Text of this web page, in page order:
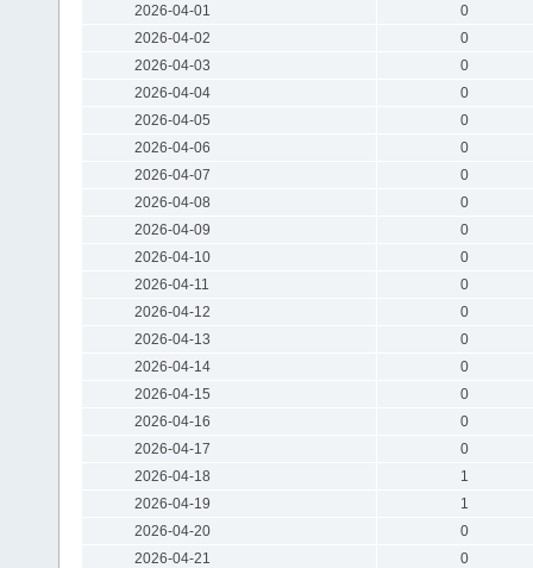
2026-04-01
0
2026-04-02
0
2026-04-03
0
2026-04-04
0
2026-04-05
0
2026-04-06
0
2026-04-07
0
2026-04-08
0
2026-04-09
0
2026-04-10
0
2026-04-11
0
2026-04-12
0
2026-04-13
0
2026-04-14
0
2026-04-15
0
2026-04-16
0
2026-04-17
0
2026-04-18
1
2026-04-19
1
2026-04-20
0
2026-04-21
0